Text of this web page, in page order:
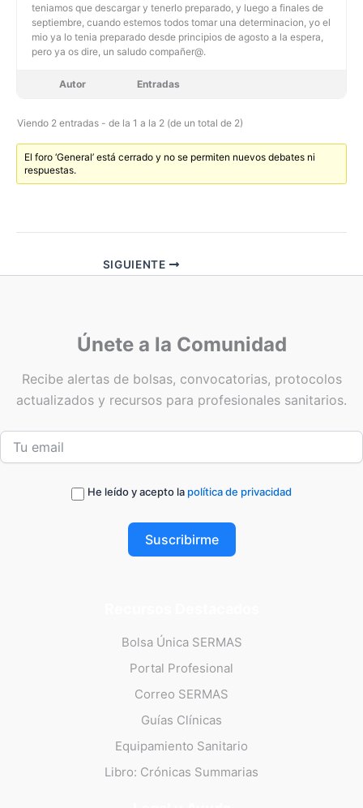
teniamos que descargar y tenerlo preparado, y luego a finales de
septiembre, cuando estemos todos tomar una determinacion, yo el
mio ya lo tenia preparado desde principios de agosto a la espera,
pero ya os dire, un saludo compañer@.
Autor Entradas
Viendo 2 entradas - de la 1 a la 2 (de un total de 2)
El foro ‘General’ está cerrado y no se permiten nuevos debates ni
respuestas.
SIGUIENTE
Únete a la Comunidad
Recibe alertas de bolsas, convocatorias, protocolos
actualizados y recursos para profesionales sanitarios.
He leído y acepto la política de privacidad
Suscribirme
Bolsa Única SERMAS
Portal Profesional
Correo SERMAS
Guías Clínicas
Equipamiento Sanitario
Libro: Crónicas Summarias